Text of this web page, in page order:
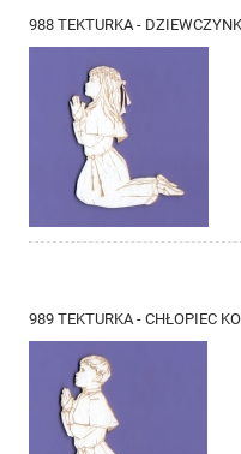
988 TEKTURKA -
989 TEKTURKA - CHŁOPIEC